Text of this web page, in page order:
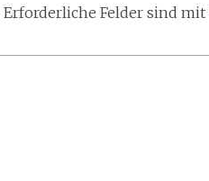
Erforderliche Felder sind mit